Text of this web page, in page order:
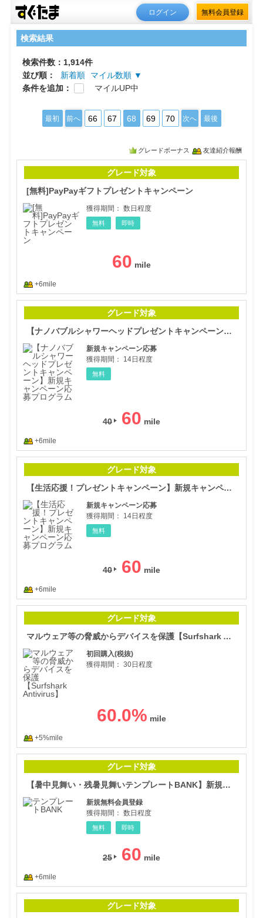
ログイン 無料会員登録
検索結果
検索件数：1,914件
並び順：
新着順
マイル数順 ▼
条件を追加：
マイルUP中
最初 前へ 66 67 68 69 70 次へ 最後
グレードボーナス 友達紹介報酬
グレード対象
[無料]PayPayギフトプレゼントキャンペーン
獲得期間： 数日程度
無料 即時
60
+6mile
グレード対象
【ナノバブルシャワーヘッドプレゼントキャンペーン】新規キャンペーン応募プログラム
新規キャンペーン応募
獲得期間：
14日程度
無料
40 60
+6mile
グレード対象
【生活応援！プレゼントキャンペーン】新規キャンペーン応募プログラム
新規キャンペーン応募
獲得期間：
14日程度
無料
40 60
+6mile
グレード対象
マルウェア等の脅威からデバイスを保護【Surfshark Antivirus】
初回購入(税抜)
獲得期間： 30日程度
60.0%
+5%mile
グレード対象
【暑中見舞い・残暑見舞いテンプレートBANK】新規会員登録
新規無料会員登録
獲得期間： 数日程度
無料 即時
25 60
+6mile
グレード対象